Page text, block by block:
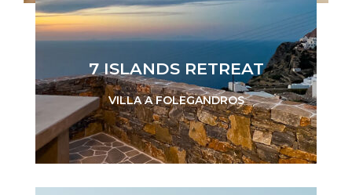
7 ISLANDS RETREAT
VILLA A FOLEGANDROS